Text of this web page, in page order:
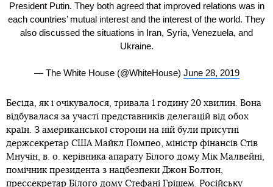
President Putin. They both agreed that improved relations was in
each countries’ mutual interest and the interest of the world. They
also discussed the situations in Iran, Syria, Venezuela, and
Ukraine.
— The White House (@WhiteHouse) June 28, 2019
Бесіда, як і очікувалося, тривала 1 годину 20 хвилин. Вона
відбувалася за участі представників делегацій від обох
країн. З американської сторони на ній були присутні
держсекретар США Майкл Помпео, міністр фінансів Стів
Мнучін, в. о. керівника апарату Білого дому Мік Малвейні,
помічник президента з нацбезпеки Джон Болтон,
прессекретар Білого дому Стефані Грішем. Російську